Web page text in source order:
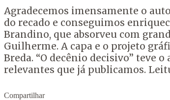
Agradecemos imensamente o
do recado e conseguimos
Brandino, que absorveu com
Guilherme. A capa e o projeto
Breda. “O decênio decisivo” teve
relevantes que já publicamos.
Compartilhar